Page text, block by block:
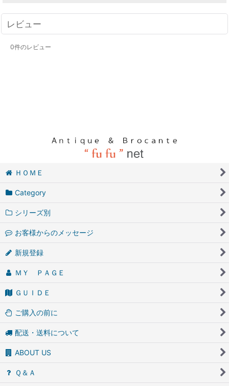
レビュー
0件のレビュー
ＨＯＭＥ
Category
シリーズ別
お客様からのメッセージ
新規登録
ＭＹ ＰＡＧＥ
ＧＵＩＤＥ
ご購入の前に
配送・送料について
ABOUT US
Ｑ＆Ａ